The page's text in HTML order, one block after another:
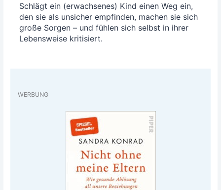
Schlägt ein (erwach­se­nes) Kind einen Weg ein,
den sie als unsi­cher emp­fin­den, machen sie sich
gro­ße Sor­gen – und füh­len sich selbst in ihrer
Lebens­wei­se kritisiert.
WERBUNG